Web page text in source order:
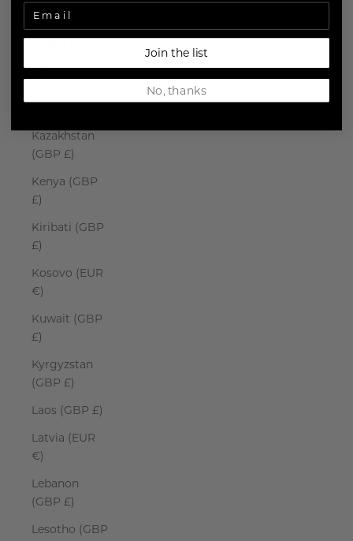
Japan (JPY ¥)
Kazakhstan
(GBP £)
Kenya (GBP
£)
Kiribati (GBP
£)
Kosovo (EUR
€)
Kuwait (GBP
£)
Kyrgyzstan
(GBP £)
Laos (GBP £)
Latvia (EUR
€)
Lebanon
(GBP £)
Lesotho (GBP
Join the list
No, thanks